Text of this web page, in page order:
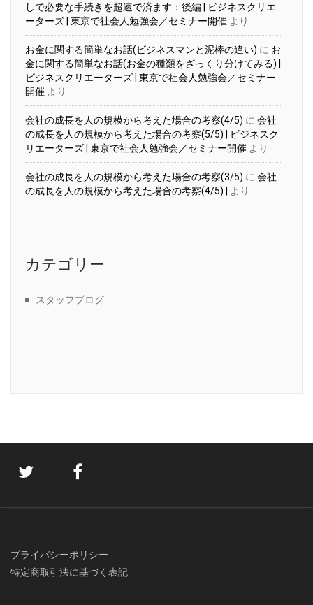
しで必要な手続きを超速で済ます：後編 | ビジネスクリエ
ーターズ | 東京で社会人勉強会／セミナー開催 より
お金に関する簡単なお話(ビジネスマンと泥棒の違い) に お
金に関する簡単なお話(お金の種類をざっくり分けてみる) |
ビジネスクリエーターズ | 東京で社会人勉強会／セミナー
開催 より
会社の成長を人の規模から考えた場合の考察(4/5) に 会社
の成長を人の規模から考えた場合の考察(5/5) | ビジネスク
リエーターズ | 東京で社会人勉強会／セミナー開催 より
会社の成長を人の規模から考えた場合の考察(3/5) に 会社
の成長を人の規模から考えた場合の考察(4/5) |
より
カテゴリー
スタッフブログ
プライバシーポリシー
特定商取引法に基づく表記